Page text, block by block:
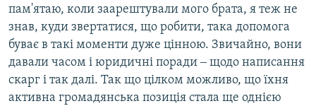
пам'ятаю, коли заарештували мого брата, я теж не
знав, куди звертатися, що робити, така допомога
буває в такі моменти дуже цінною. Звичайно, вони
давали часом і юридичні поради ‒ щодо написання
скарг і так далі. Так що цілком можливо, що їхня
активна громадянська позиція стала ще однією